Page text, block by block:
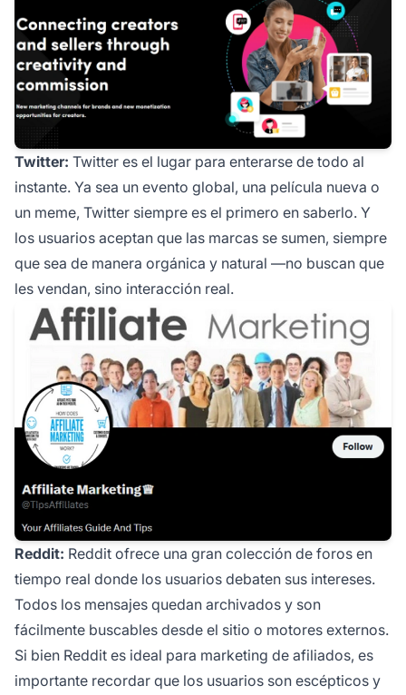
Twitter: Twitter es el lugar para enterarse de todo al
instante. Ya sea un evento global, una película nueva o
un meme, Twitter siempre es el primero en saberlo. Y
los usuarios aceptan que las marcas se sumen, siempre
que sea de manera orgánica y natural —no buscan que
les vendan, sino interacción real.
Reddit: Reddit ofrece una gran colección de foros en
tiempo real donde los usuarios debaten sus intereses.
Todos los mensajes quedan archivados y son
fácilmente buscables desde el sitio o motores externos.
Si bien Reddit es ideal para marketing de afiliados, es
importante recordar que los usuarios son escépticos y